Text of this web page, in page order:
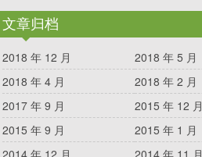
文章归档
2018 年 12 月
2018 年 5 月
2018 年 4 月
2018 年 2 月
2017 年 9 月
2015 年 12 月
2015 年 9 月
2015 年 1 月
2014 年 12 月
2014 年 11 月